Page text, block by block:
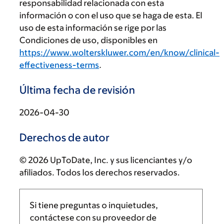
responsabilidad relacionada con esta
información o con el uso que se haga de esta. El
uso de esta información se rige por las
Condiciones de uso, disponibles en
https://www.wolterskluwer.com/en/know/clinical-
effectiveness-terms.
Última fecha de revisión
2026-04-30
Derechos de autor
© 2026 UpToDate, Inc. y sus licenciantes y/o
afiliados. Todos los derechos reservados.
Si tiene preguntas o inquietudes,
contáctese con su proveedor de